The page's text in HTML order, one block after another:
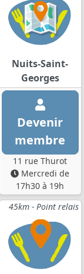
Nuits-Saint-
Georges
Devenir
membre
11 rue Thurot
Mercredi de
17h30 à 19h
45km - Point relais